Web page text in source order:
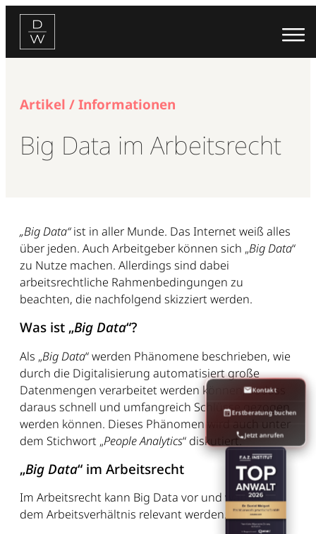
Zum
Inhalt
springen
Artikel / Informationen
Big Data im Arbeitsrecht
„Big Data“ist in aller Munde. Das Internet weiß alles
über jeden. Auch Arbeitgeber können sich „Big Data“
zu Nutze machen. Allerdings sind dabei
arbeitsrechtliche Rahmenbedingungen zu
beachten, die nachfolgend skizziert werden.
Was ist „Big Data“?
Als „Big Data“ werden Phänomene beschrieben, wie
durch die Digitalisierung automatisiert große
Datenmengen verarbeitet werden können, sodass
daraus schnell und umfangreich Schlüsse gezogen
werden können. Dieses Phänomen wird auch unter
dem Stichwort „People Analytics“ diskutiert.
„Big Data“ im Arbeitsrecht
Im Arbeitsrecht kann Big Data vor und während
dem Arbeitsverhältnis relevant werden.
Kontakt
Erstberatung buchen
Jetzt anrufen